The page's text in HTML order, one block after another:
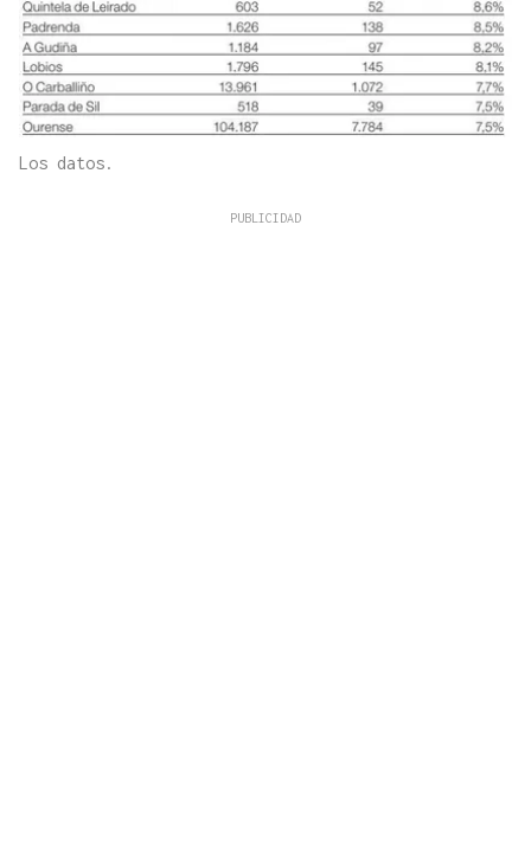
Los datos.